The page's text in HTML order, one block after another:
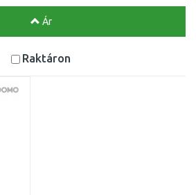
Ár
Raktáron